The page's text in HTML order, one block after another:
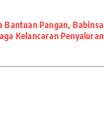
Pangan, Babinsa
Kelancaran Penyaluran